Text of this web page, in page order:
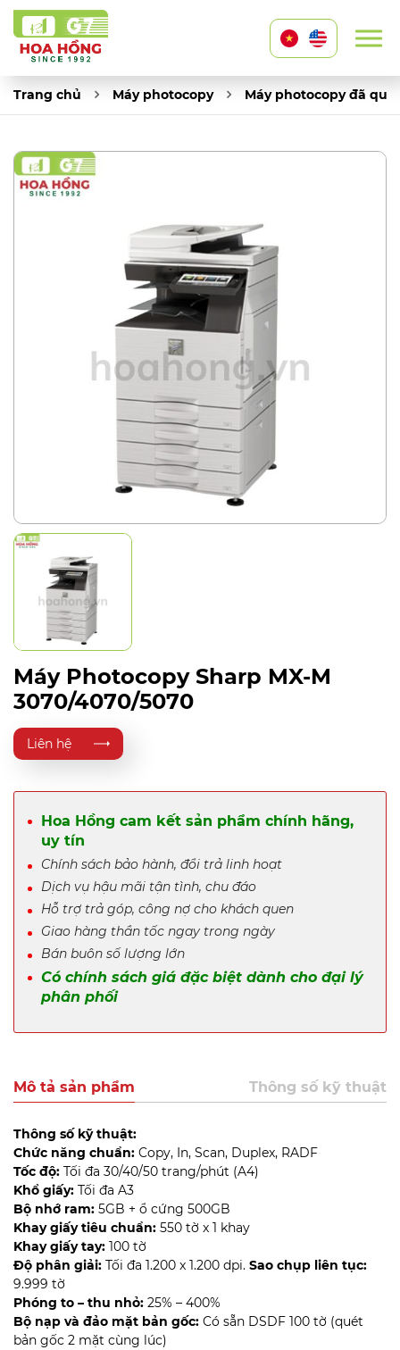
Trang chủ Máy photocopy Máy photocopy đã
Máy Photocopy Sharp MX-M
3070/4070/5070
Liên hệ
Hoa Hồng cam kết sản phẩm chính hãng,
uy tín
Chính sách bảo hành, đổi trả linh hoạt
Dịch vụ hậu mãi tận tình, chu đáo
Hỗ trợ trả góp, công nợ cho khách quen
Giao hàng thần tốc ngay trong ngày
Bán buôn số lượng lớn
Có chính sách giá đặc biệt dành cho đại lý
phân phối
Mô tả sản phẩm Thông số kỹ thuật
Thông số kỹ thuật:
Chức năng chuẩn: Copy, In, Scan, Duplex, RADF
Tốc độ: Tối đa 30/40/50 trang/phút (A4)
Khổ giấy: Tối đa A3
Bộ nhớ ram: 5GB + ổ cứng 500GB
Khay giấy tiêu chuẩn: 550 tờ x 1 khay
Khay giấy tay: 100 tờ
Độ phân giải: Tối đa 1.200 x 1.200 dpi. Sao chụp liên tục:
9.999 tờ
Phóng to – thu nhỏ: 25% – 400%
Bộ nạp và đảo mặt bản gốc: Có sẵn DSDF 100 tờ (quét
bản gốc 2 mặt cùng lúc)